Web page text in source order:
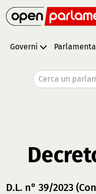
Governi
Cerca un
D.L. n° 39/2023